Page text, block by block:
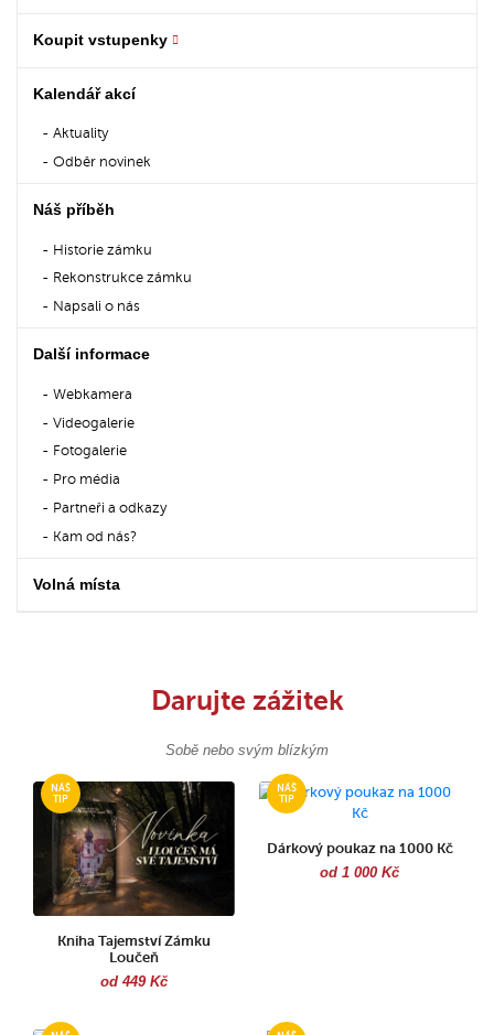
Koupit vstupenky
Kalendář akcí
Aktuality
Odběr novinek
Náš příběh
Historie zámku
Rekonstrukce zámku
Napsali o nás
Další informace
Webkamera
Videogalerie
Fotogalerie
Pro média
Partneři a odkazy
Kam od nás?
Volná místa
Darujte zážitek
Sobě nebo svým blízkým
Kniha Tajemství Zámku
Loučeň
od 449 Kč
Dárkový poukaz na 1000 Kč
od 1 000 Kč